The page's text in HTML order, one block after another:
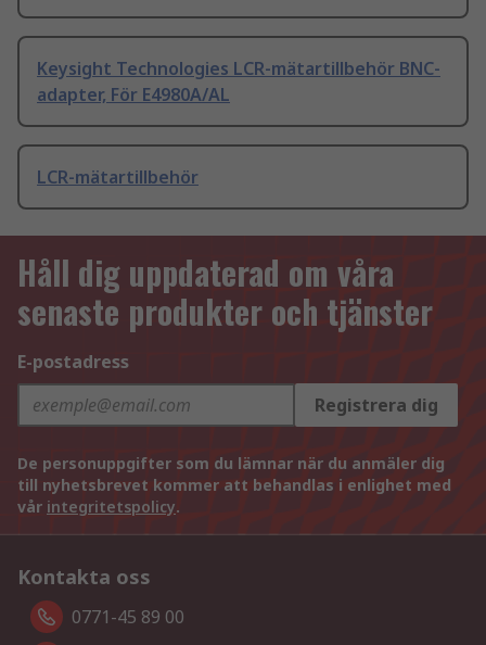
Keysight Technologies LCR-mätartillbehör BNC-
adapter, För E4980A/AL
LCR-mätartillbehör
Håll dig uppdaterad om våra
senaste produkter och tjänster
E-postadress
Registrera dig
De personuppgifter som du lämnar när du anmäler dig
till nyhetsbrevet kommer att behandlas i enlighet med
vår integritetspolicy.
Kontakta oss
0771-45 89 00